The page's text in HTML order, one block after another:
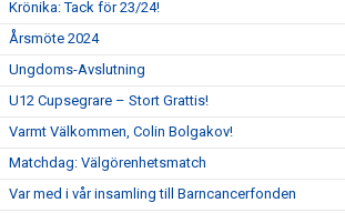
Krönika: Tack för 23/24!
Årsmöte 2024
Ungdoms-Avslutning
U12 Cupsegrare – Stort Grattis!
Varmt Välkommen, Colin Bolgakov!
Matchdag: Välgörenhetsmatch
Var med i vår insamling till Barncancerfonden